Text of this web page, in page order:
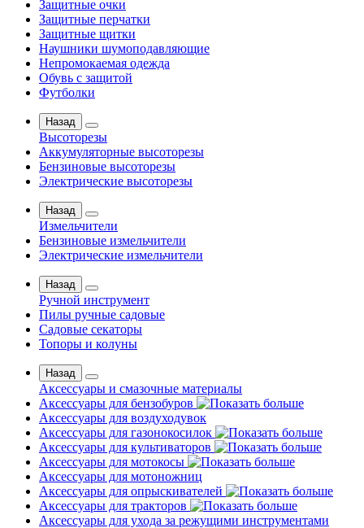
Защитные очки
Защитные перчатки
Защитные щитки
Наушники шумоподавляющие
Непромокаемая одежда
Обувь с защитой
Футболки
Назад
Высоторезы
Аккумуляторные высоторезы
Бензиновые высоторезы
Электрические высоторезы
Назад
Измельчители
Бензиновые измельчители
Электрические измельчители
Назад
Ручной инструмент
Пилы ручные садовые
Садовые секаторы
Топоры и колуны
Назад
Аксессуары и смазочные материалы
Аксессуары для бензобуров
Аксессуары для воздуходувок
Аксессуары для газонокосилок
Аксессуары для культиваторов
Аксессуары для мотокосы
Аксессуары для мотоножниц
Аксессуары для опрыскивателей
Аксессуары для тракторов
Аксессуары для ухода за режущими инструментами